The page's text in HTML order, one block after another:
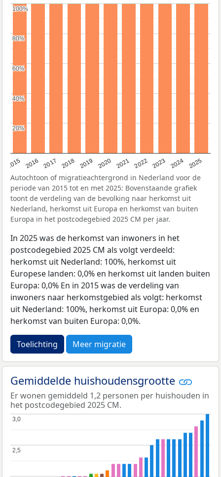
2015 2016 2017 2018 2019 2020 2021 2022 2023 2024 2025
20%
20%
40%
40%
60%
60%
80%
80%
100%
100%
Autochtoon of migratieachtergrond in Nederland voor de
periode van 2015 tot en met 2025: Bovenstaande grafiek
toont de verdeling van de bevolking naar herkomst uit
Nederland, herkomst uit Europa en herkomst van buiten
Europa in het postcodegebied 2025 CM per jaar.
In 2025 was de herkomst van inwoners in het
postcodegebied 2025 CM als volgt verdeeld:
herkomst uit Nederland: 100%, herkomst uit
Europese landen: 0,0% en herkomst uit landen buiten
Europa: 0,0% En in 2015 was de verdeling van
inwoners naar herkomstgebied als volgt: herkomst
uit Nederland: 100%, herkomst uit Europa: 0,0% en
herkomst van buiten Europa: 0,0%.
Toelichting Meer migratie
Gemiddelde huishoudensgrootte
Er wonen gemiddeld 1,2 personen per huishouden in
het postcodegebied 2025 CM.
2,5
2,5
3,0
3,0